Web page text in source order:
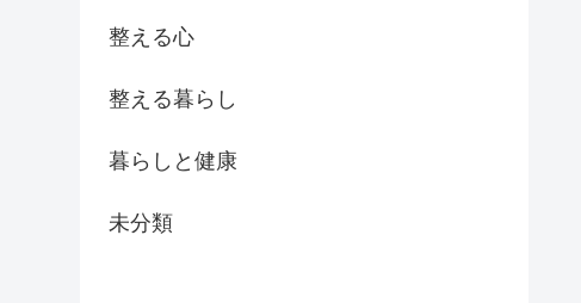
整える心
整える暮らし
暮らしと健康
未分類